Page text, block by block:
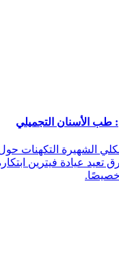
طب الأسنان التجميلي
الشهيرة التكهنات
تعيد عيادة فيترين